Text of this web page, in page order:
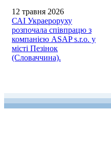
12 травня 2026
САІ Украероруху
розпочала співпрацю з
компанією ASAP s.r.o. у
місті Пезінок
(Словаччина).